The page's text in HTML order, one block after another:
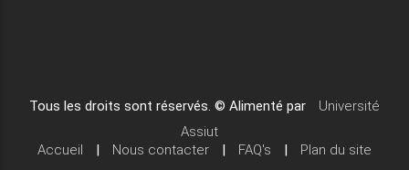
Tous les droits sont réservés. © Alimenté par
Université
Assiut
Accueil
| Nous contacter | FAQ's | Plan du site